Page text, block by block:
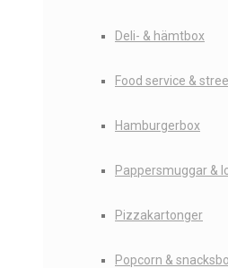
Deli- & hämtbox
Food service &
Hamburgerbox
Pappersmuggar &
Pizzakartonger
Popcorn &